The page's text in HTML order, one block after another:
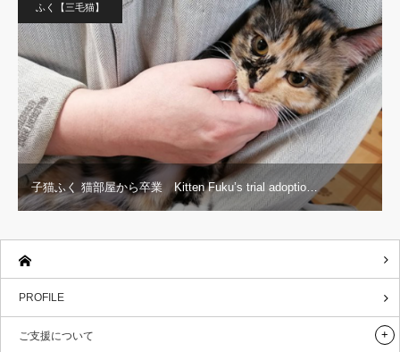
ふく【三毛猫】
子猫ふく 猫部屋から卒業 Kitten Fuku’s trial adoptio…
PROFILE
ご支援について